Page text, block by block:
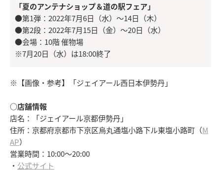
「夏のアンテナショップ＆道の駅フェア」
●第1弾：2022年7月6日（水）～14日（木）
●第2段：2022年7月15日（金）～20日（水）
●会場：10階 催物場
※7月20日（水）は18:00終了
※【画像・参考】「ジェイアール西日本伊勢丹」
○店舗情報
店名：「ジェイアール京都伊勢丹」
住所：京都府京都市下京区烏丸通塩小路下ル東塩小路町（M
AP）
営業時間：10:00～20:00
・ 公式サイト